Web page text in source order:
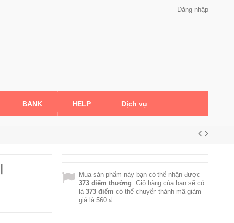
Đăng nhập
BANK HELP Dịch vụ
Mua sản phẩm này bạn có thể nhận được
373điểm thưởng. Giỏ hàng của bạn sẽ có
là 373điểm có thể chuyển thành mã giảm
giá là 560 ₫.